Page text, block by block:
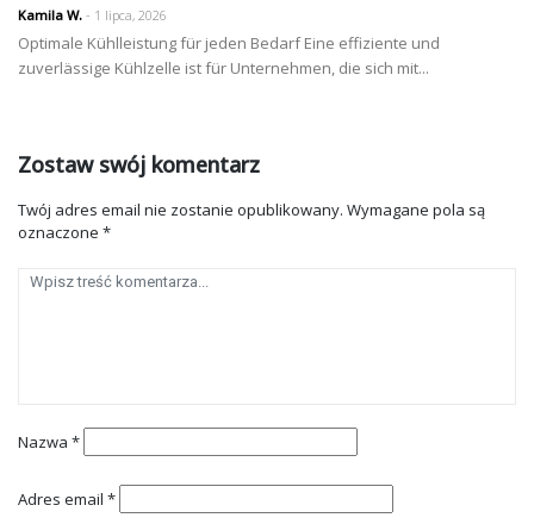
Kamila W. - 1 lipca, 2026
Optimale Kühlleistung für jeden Bedarf Eine effiziente und
zuverlässige Kühlzelle ist für Unternehmen, die sich mit...
Zostaw swój komentarz
Twój adres email nie zostanie opublikowany. Wymagane pola są
oznaczone *
Nazwa *
Adres email *